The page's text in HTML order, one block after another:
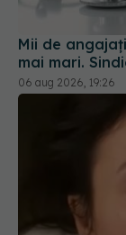
Mii de
mai mari.
06 aug 2026, 19:26